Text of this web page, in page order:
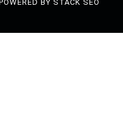
BY STACK SEO